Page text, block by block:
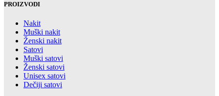
PROIZVODI
Nakit
Muški nakit
Ženski nakit
Satovi
Muški satovi
Ženski satovi
Unisex satovi
Dečiji satovi